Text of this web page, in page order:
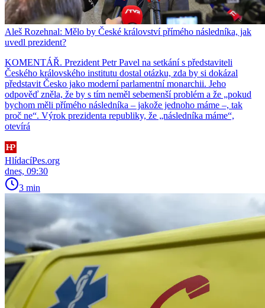
Aleš Rozehnal: Mělo by České království přímého následníka, jak
uvedl prezident?
KOMENTÁŘ. Prezident Petr Pavel na setkání s představiteli
Českého královského institutu dostal otázku, zda by si dokázal
představit Česko jako moderní parlamentní monarchii. Jeho
odpověď zněla, že by s tím neměl sebemenší problém a že „pokud
bychom měli přímého následníka – jakože jednoho máme –, tak
proč ne“. Výrok prezidenta republiky, že „následníka máme“,
otevírá
HlídacíPes.org
dnes, 09:30
3 min